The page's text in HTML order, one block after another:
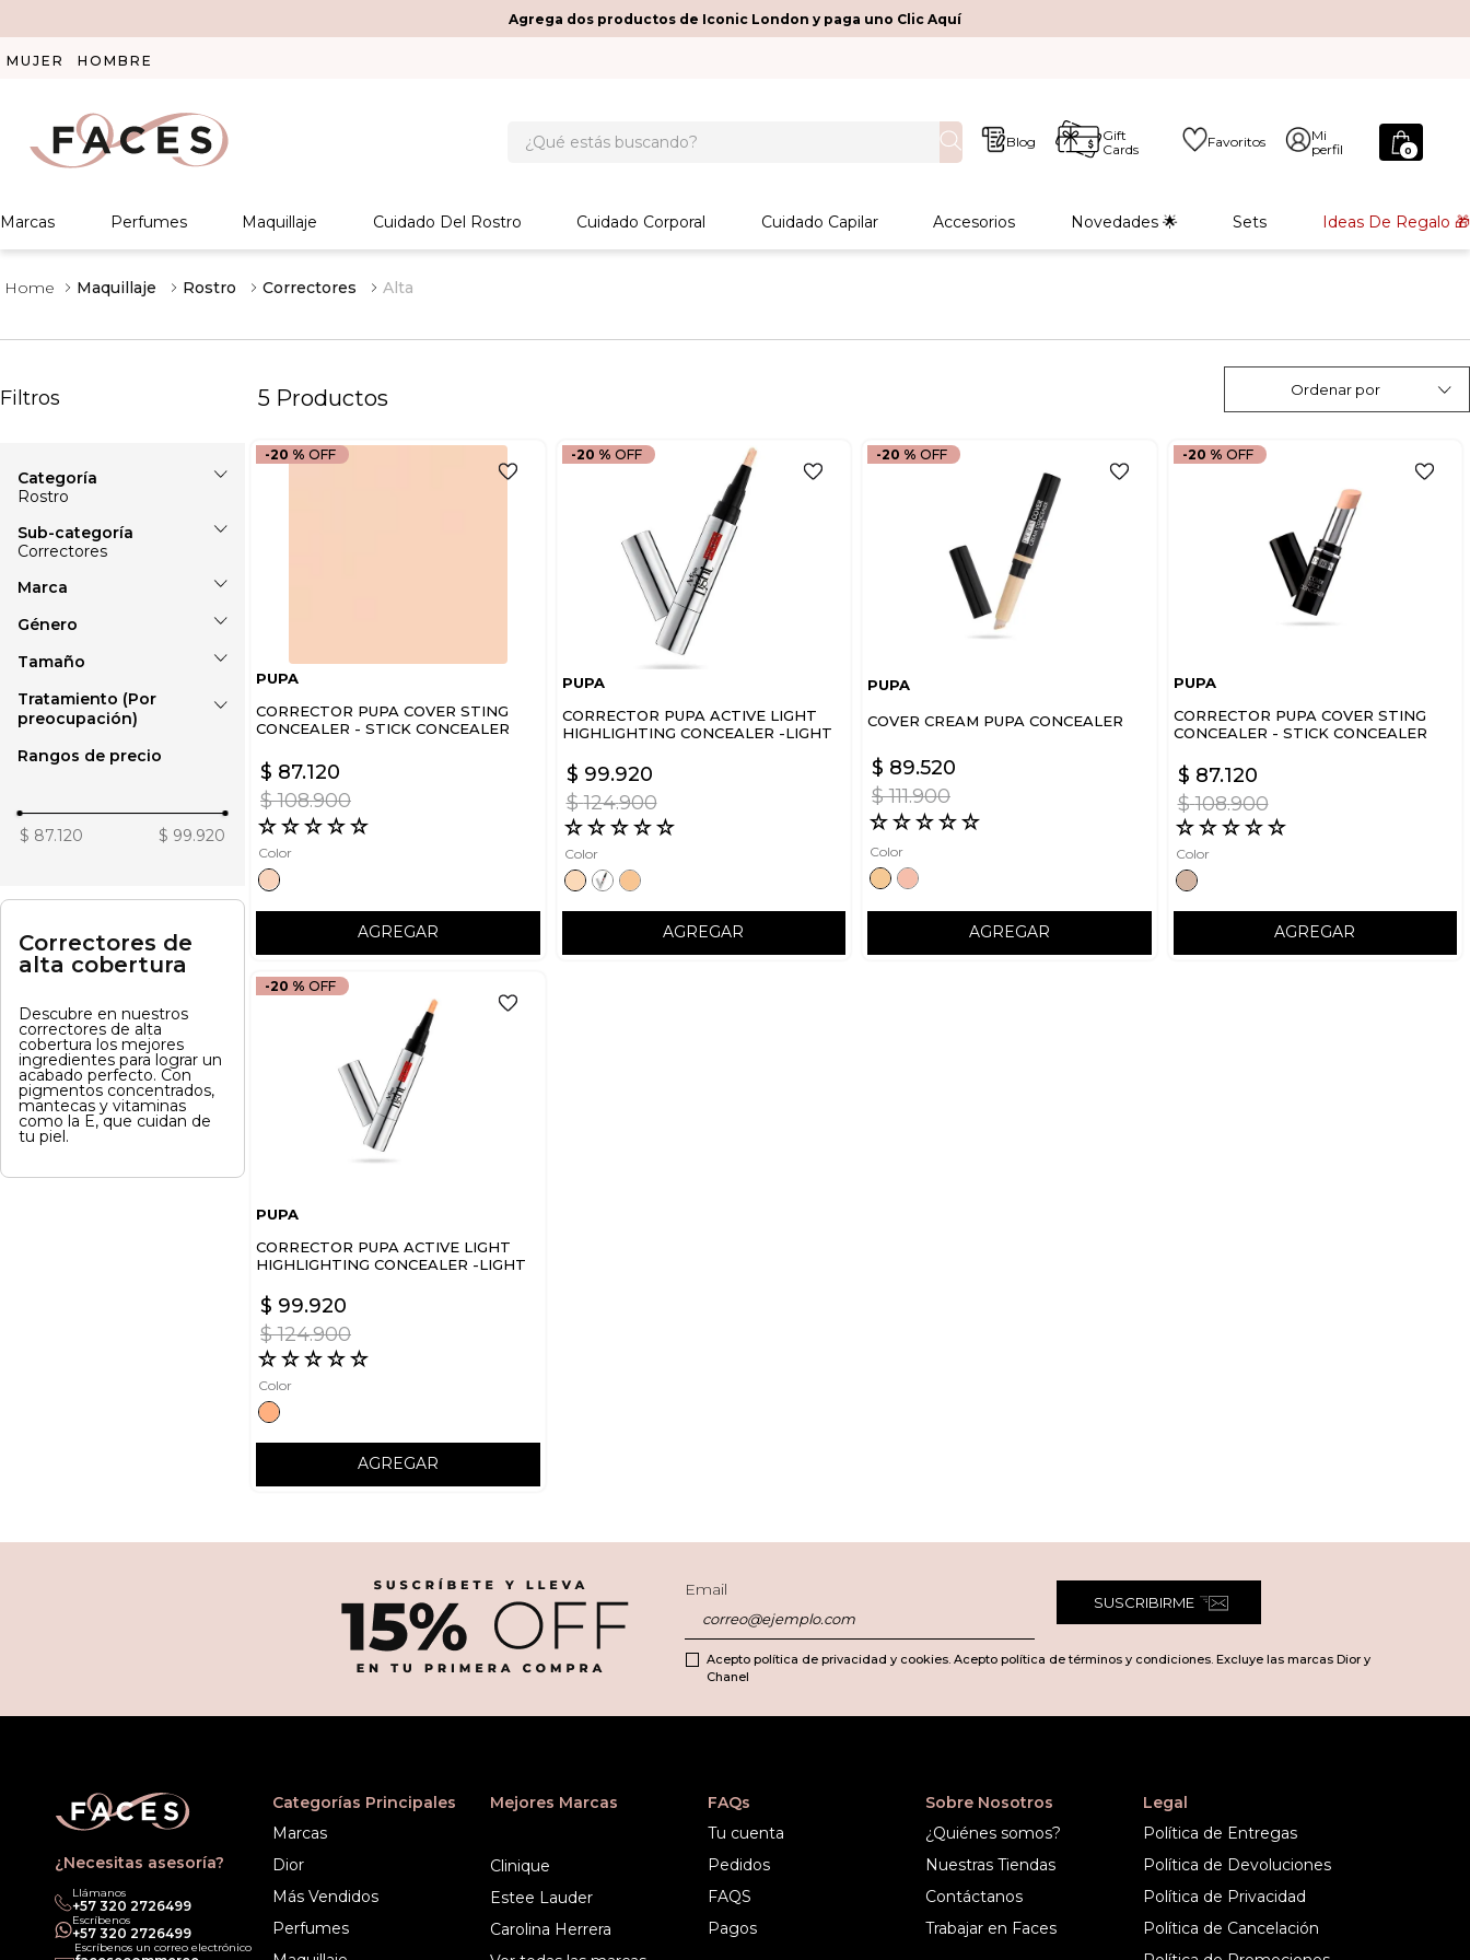
Agrega dos productos de Iconic London y paga uno Clic Aquí
MUJER HOMBRE
Blog
Gift
Cards
Favoritos
Mi
perfil
0
Marcas Perfumes Maquillaje Cuidado Del Rostro Cuidado Corporal Cuidado Capilar Accesorios Novedades 🌟 Sets Ideas De Regalo 🎁
Maquillaje Rostro Correctores Alta
Filtros
Rostro
Rostro
Correctores
Bases
Correctores
Polvos
Rubores
Marca
PUPA
Género
Unisex
Tamaño
3,8 ml
3.8 ml
Tratamiento (Por
preocupación)
Piel todo tipo
Rangos de precio
$ 87.120 $ 99.920
Correctores de
alta cobertura
Descubre en nuestros
correctores de alta
cobertura los mejores
ingredientes para lograr un
acabado perfecto. Con
pigmentos concentrados,
mantecas y vitaminas
como la E, que cuidan de
tu piel.
5 Productos Ordenar por
-20 %
PUPA
CORRECTOR PUPA COVER STING
CONCEALER - STICK CONCEALER
$ 108.900
$ 87.120
☆☆☆☆☆
Color
AGREGAR
-20 %
PUPA
CORRECTOR PUPA ACTIVE LIGHT
HIGHLIGHTING CONCEALER -LIGHT
$ 124.900
$ 99.920
☆☆☆☆☆
Color
AGREGAR
-20 %
PUPA
COVER CREAM PUPA CONCEALER
$ 111.900
$ 89.520
☆☆☆☆☆
Color
AGREGAR
-20 %
PUPA
CORRECTOR PUPA COVER STING
CONCEALER - STICK CONCEALER
$ 108.900
$ 87.120
☆☆☆☆☆
Color
AGREGAR
-20 %
PUPA
CORRECTOR PUPA ACTIVE LIGHT
HIGHLIGHTING CONCEALER -LIGHT
$ 124.900
$ 99.920
☆☆☆☆☆
Color
AGREGAR
Email
SUSCRIBIRME
Acepto política de privacidad y cookies. Acepto política de términos y condiciones. Excluye las marcas Dior y
Chanel
¿Necesitas asesoría?
Llámanos
‎+57 320 2726499
Escríbenos
‎+57 320 2726499
Escríbenos un correo electrónico
Categorías Principales
Marcas
Dior
Más Vendidos
Perfumes
Mejores Marcas
Clinique
Estee Lauder
Carolina Herrera
FAQs
Tu cuenta
Pedidos
FAQS
Pagos
Sobre Nosotros
¿Quiénes somos?
Nuestras Tiendas
Contáctanos
Trabajar en Faces
Legal
Política de Entregas
Política de Devoluciones
Política de Privacidad
Política de Cancelación